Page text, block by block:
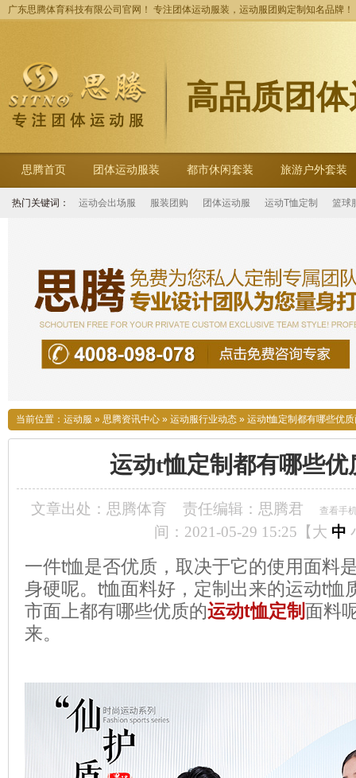
广东思腾体育科技有限公司官网！ 专注团体运动服装，运动服团购定制知名品牌！
高品质团
思腾首页 团体运动服装 都市休闲套装 旅游户外套装
热门关键词： 运动会出场服 服装团购 团体运动服 运动T恤定制 篮球
当前位置： 运动服 » 思腾资讯中心 » 运动服行业动态 » 运动t恤定制都有哪些优
运动t恤定制都有哪些优
文章出处：思腾体育 责任编辑：思腾君 查看手
间：2021-05-29 15:25【大 中
一件t恤是否优质，取决于它的使用面料
身硬呢。t恤面料好，定制出来的运动t恤
市面上都有哪些优质的运动t恤定制面料
来。